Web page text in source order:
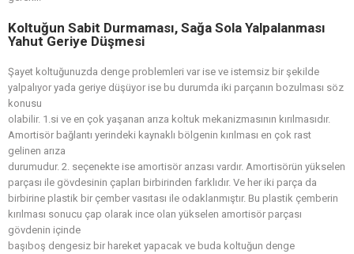
Koltuğun Sabit Durmaması, Sağa Sola Yalpalanması
Yahut Geriye Düşmesi
Şayet koltuğunuzda denge problemleri var ise ve istemsiz bir şekilde
yalpalıyor yada geriye düşüyor ise bu durumda iki parçanın bozulması söz
konusu
olabilir. 1.si ve en çok yaşanan arıza koltuk mekanizmasının kırılmasıdır.
Amortisör bağlantı yerindeki kaynaklı bölgenin kırılması en çok rast
gelinen arıza
durumudur. 2. seçenekte ise amortisör arızası vardır. Amortisörün yükselen
parçası ile gövdesinin çapları birbirinden farklıdır. Ve her iki parça da
birbirine plastik bir çember vasıtası ile odaklanmıştır. Bu plastik çemberin
kırılması sonucu çap olarak ince olan yükselen amortisör parçası
gövdenin içinde
başıboş dengesiz bir hareket yapacak ve buda koltuğun denge